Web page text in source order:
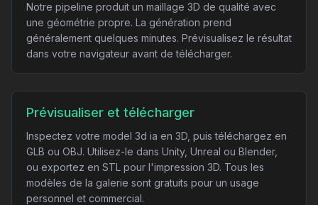
Notre pipeline produit un maillage 3D de qualité avec
une géométrie propre. La génération prend
généralement quelques minutes. Prévisualisez le résultat
dans votre navigateur avant de télécharger.
Prévisualiser et télécharger
Inspectez votre model 3d ia en 3D, puis téléchargez en
GLB ou OBJ. Utilisez-le dans Unity, Unreal ou Blender,
ou exportez en STL pour l'impression 3D. Tous les
modèles de la galerie sont gratuits pour un usage
personnel et commercial.